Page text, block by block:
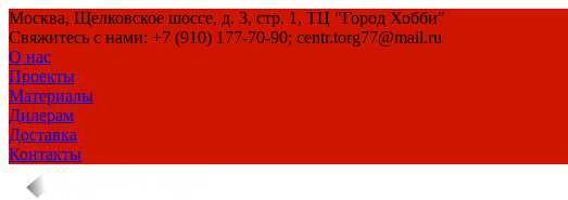
Москва, Щелковское шоссе, д. 3, стр. 1, ТЦ "Город Хобби"
Свяжитесь с нами: +7 (910) 177-70-90; centr.torg77@mail.ru
О нас
Проекты
Материалы
Дилерам
Доставка
Контакты